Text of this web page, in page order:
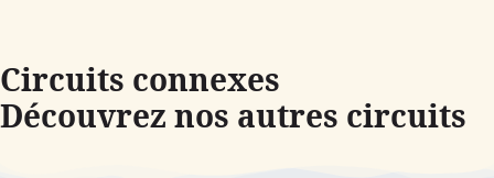
Circuits connexes
Découvrez nos autres circuits